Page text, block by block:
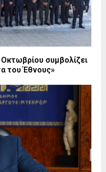
συμβολίζει
του Έθνους»